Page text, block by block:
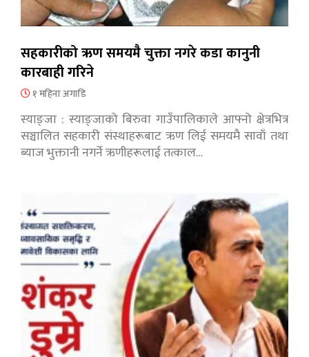
सहकारीको ऋण समयमै चुक्ता नगरे कडा कानुनी
कारबाही गरिने
१ महिना अगाडि
स्याङ्जा : स्याङ्जाको बिरुवा गाउँपालिकाले आफ्नो क्षेत्रभित्र
सञ्चालित सहकारी संस्थाहरूबाट ऋण लिई समयमै सावाँ तथा
ब्याज भुक्तानी नगर्ने ऋणीहरूलाई तत्काल…